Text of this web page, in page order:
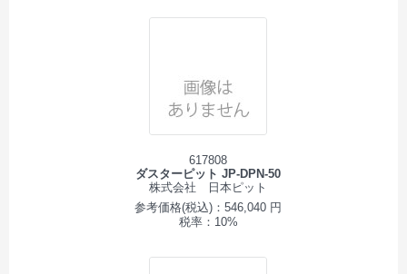
617808
ダスターピット JP-DPN-50
株式会社 日本ピット
参考価格(税込)：546,040 円
税率：10%